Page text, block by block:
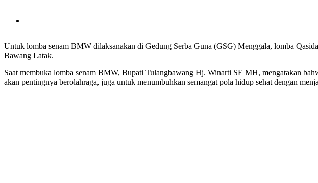
Untuk lomba senam BMW dilaksanakan di Gedung Serba Guna (GSG) Menggala, lomba
Bawang Latak.
Saat membuka lomba senam BMW, Bupati Tulangbawang Hj. Winarti SE MH, mengatakan
akan pentingnya berolahraga, juga untuk menumbuhkan semangat pola hidup sehat dengan